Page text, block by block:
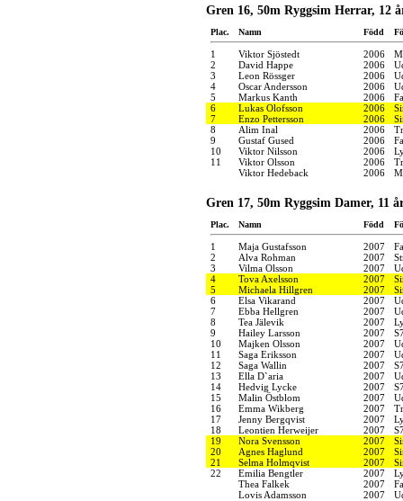
Gren 16, 50m Ryggsim Herrar, 12
Plac. Namn Född
1 Viktor Sjöstedt 2006
2
David Happe 2006
3
Leon Rössger 2006
4
Oscar Andersson 2006
5
Markus Kanth 2006
6
Lukas Olofsson 2006
7
Enzo Pettersson 2006
8
Alim Inal 2006
9
Gustaf Gused 2006
10
Viktor Nilsson 2006
11
Viktor Olsson 2006
Viktor Hedeback
2006
Gren 17, 50m Ryggsim Damer, 11
Plac. Namn Född
1 Maja Gustafsson 2007
2
Alva Rohman 2007
3
Vilma Olsson 2007
4
Tova Axelsson 2007
5
Michaela Hillgren 2007
6
Elsa Vikarand 2007
7
Ebba Hellgren 2007
8
Tea Jälevik 2007
9
Hailey Larsson 2007
10
Majken Olsson 2007
11
Saga Eriksson 2007
12
Saga Wallin 2007
13
Ella D`aria 2007
14
Hedvig Lycke 2007
15
Malin Östblom 2007
16
Emma Wikberg 2007
17
Jenny Bergqvist 2007
18
Leontien Herweijer 2007
19
Nora Svensson 2007
20
Agnes Haglund 2007
21
Selma Holmqvist 2007
22
Emilia Bengtler 2007
Thea Falkek
2007
Lovis Adamsson
2007